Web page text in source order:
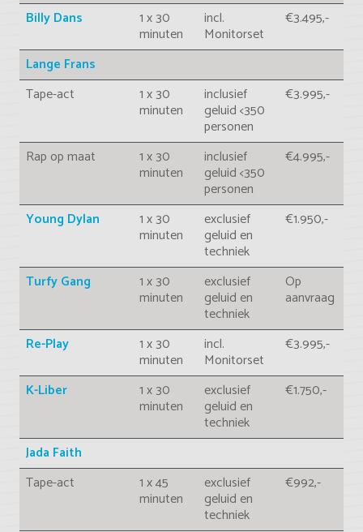
Billy Dans 1 x 30
minuten
incl.
Monitorset
€3.495,-
Lange Frans
Tape-act
1 x 30
minuten
inclusief
geluid <350
personen
€3.995,-
Rap op maat 1 x 30
minuten
inclusief
geluid <350
personen
€4.995,-
Young Dylan 1 x 30
minuten
exclusief
geluid en
techniek
€1.950,-
Turfy Gang 1 x 30
minuten
exclusief
geluid en
techniek
Op
aanvraag
Re-Play 1 x 30
minuten
incl.
Monitorset
€3.995,-
K-Liber 1 x 30
minuten
exclusief
geluid en
techniek
€1.750,-
Jada Faith
Tape-act
1 x 45
minuten
exclusief
geluid en
techniek
€992,-